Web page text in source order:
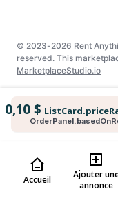
0,10 $
Accueil
Ajouter
annonce
© 2023-2026 Rent
reserved. This
MarketplaceStudio.io